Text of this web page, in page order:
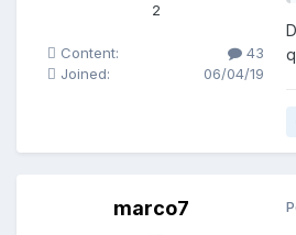
2
Content:
43
Joined:
06/04/19
marco7